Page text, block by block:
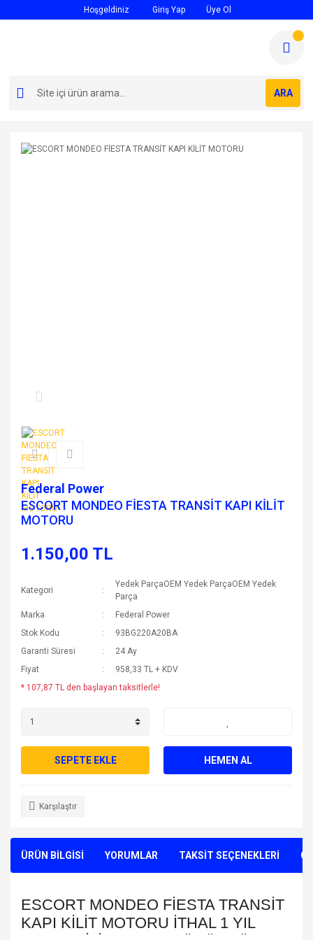
Hoşgeldiniz Giriş Yap Üye Ol
ARA
Federal Power
ESCORT MONDEO FİESTA TRANSİT KAPI KİLİT
MOTORU
1.150,00 TL
Kategori
Yedek ParçaOEM Yedek ParçaOEM Yedek
Parça
Marka
Federal Power
Stok Kodu
93BG220A20BA
Garanti Süresi
24 Ay
Fiyat
958,33 TL + KDV
* 107,87 TL den başlayan taksitlerle!
SEPETE EKLE HEMEN AL
Karşılaştır
ÜRÜN BİLGİSİ YORUMLAR TAKSİT SEÇENEKLERİ
ESCORT MONDEO FİESTA TRANSİT
KAPI KİLİT MOTORU İTHAL 1 YIL